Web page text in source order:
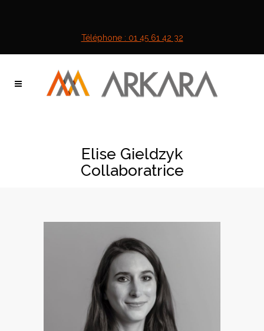
Téléphone : 01 45 61 42 32
Elise Gieldzyk
Collaboratrice